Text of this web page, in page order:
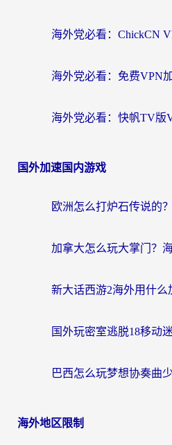
国外加速国内游戏
海外地区限制